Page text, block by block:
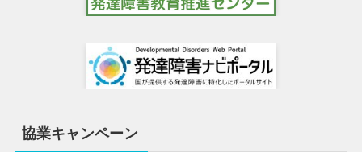
協業キャンペーン